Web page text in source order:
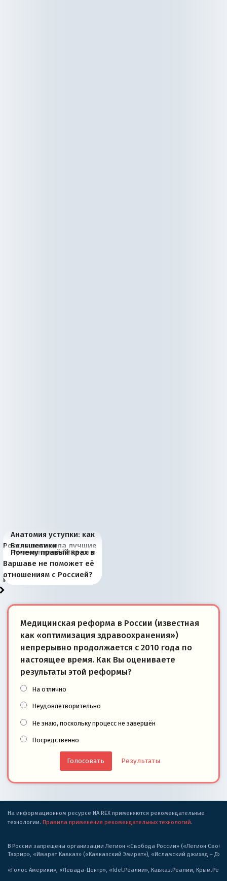
Анатомия уступки: как
Россия потеряла лучшие
рыбопромысловые
районы Баренцева
моря
Большевики
отличаются от «Яблока»
тем, что они -
победители
Киевская марионетка
Запада рассказала о
«переобувании» хозяев
В России назрели
перемены: 15 шагов к
суверенной экономике
Миграционный пожар
Европы
Россия начинает
сбрасывать балласт
Анкориджа
Россия зимой 1904
года: первые уступки во
внутренней политике
Русская нация вчера и
сегодня
Почему правый крах в
Варшаве не поможет её
отношениям с Россией?
Медицинская реформа в России (известная
как «оптимизация здравоохранения»)
непрерывно продолжается с 2010 года по
настоящее время. Как Вы оцениваете
результаты этой реформы?
На отлично
Неудовлетворительно
Не знаю, поскольку процесс не завершён
Посредственно
Результаты
На информационном ресурсе ИА REX применяются рекомендательные
технологии. Правила применения рекомендательных технологий.
В России запрещены организации Легион «Свобода России» («Легион
Тахрир», «Имарат Кавказ» («Кавказский Эмират»), «Исламский джихад –
«Голос Америки», «Левада-Центр», «Idel.Реалии», Кавказ.Реалии,